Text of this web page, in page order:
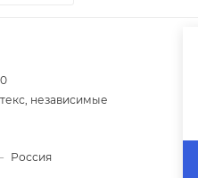
независимые
Россия